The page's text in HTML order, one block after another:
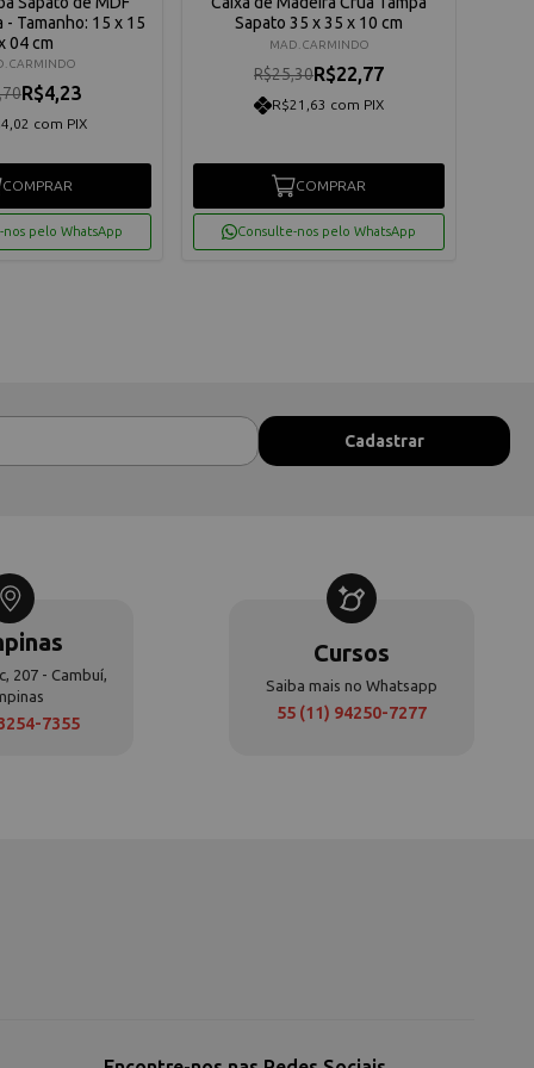
- Tamanho: 15 x 15
04 cm
CARMINDO
R$4,23
com PIX
COMPRAR
nos pelo WhatsApp
Sapato 35 x 35 x 10 cm
MAD. CARMINDO
R$25,30R$22,77
R$21,63 com PIX
COMPRAR
Consulte-nos pelo WhatsApp
207 - Cambuí,
7355
Cursos
Saiba mais no Whatsapp
55 (11) 94250-7277